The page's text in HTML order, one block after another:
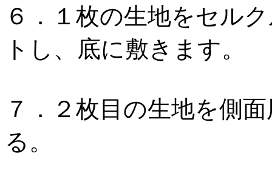
６．１枚の生地をセル
トし、底に敷きます。
７．２枚目の生地を側
る。